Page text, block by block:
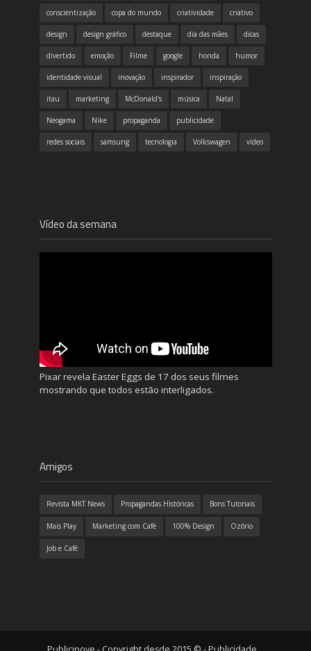
conscientização copa do mundo criatividade criativo
design design gráfico destaque dia das mães dicas
divertido emoção Filme google honda humor
identidade visual inovação inspirador inspiração
itau marketing McDonald's música Natal
Neogama Nike propaganda publicidade
redes sociais samsung tecnologia Volkswagen vídeo
Vídeo da semana
Pixar revela Easter Eggs de 17 dos seus filmes
mostrando que todos estão interligados.
Amigos
Revista MKT News Propagandas Históricas Bons Tutoriais
Mais Play Marketing com Café 100% Design Ozório
Job e Café